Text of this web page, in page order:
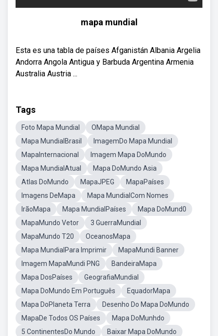
mapa mundial
Esta es una tabla de países Afganistán Albania Argelia
Andorra Angola Antigua y Barbuda Argentina Armenia
Australia Austria ...
Tags
Foto Mapa Mundial
OMapa Mundial
Mapa MundialBrasil
ImagemDo Mapa Mundial
MapaInternacional
Imagem Mapa DoMundo
Mapa MundialAtual
Mapa DoMundo Asia
Atlas DoMundo
MapaJPEG
MapaPaíses
Imagens DeMapa
Mapa MundialCom Nomes
IrãoMapa
Mapa MundialPaíses
Mapa DoMund0
MapaMundo Vetor
3 GuerraMundial
MapaMundo T20
OceanosMapa
Mapa MundialPara Imprimir
MapaMundi Banner
Imagem MapaMundi PNG
BandeiraMapa
Mapa DosPaíses
GeografiaMundial
Mapa DoMundo Em Português
EquadorMapa
Mapa DoPlaneta Terra
Desenho Do Mapa DoMundo
MapaDe Todos OS Países
Mapa DoMunhdo
5 ContinentesDo Mundo
Baixar Mapa DoMundo